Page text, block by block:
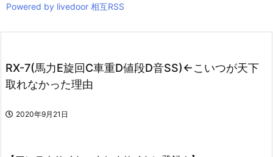
Powered by livedoor 相互RSS
RX-7(馬力E旋回C車重D値段D音SS)←こいつが天下
取れなかった理由
2020年9月21日